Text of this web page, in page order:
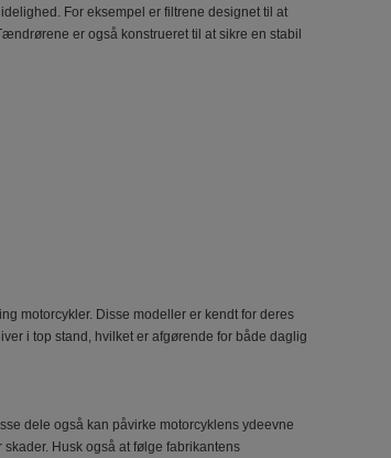
For eksempel er filtrene designet til at
er også konstrueret til at sikre en stabil
motorcykler. Disse modeller er kendt for deres
i top stand, hvilket er afgørende for både daglig
dele også kan påvirke motorcyklens ydeevne
Husk også at følge fabrikantens